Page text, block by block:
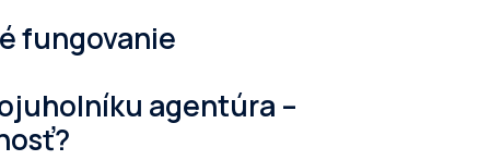
fungovanie
agentúra –
?